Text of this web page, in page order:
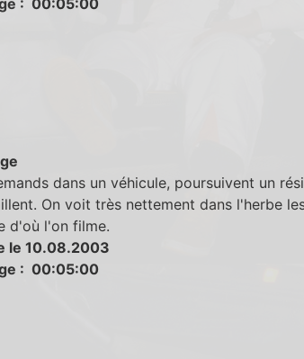
: 00:05:00
dans un véhicule, poursuivent un
On voit très nettement dans l'herbe
d'où l'on filme.
le 10.08.2003
: 00:05:00